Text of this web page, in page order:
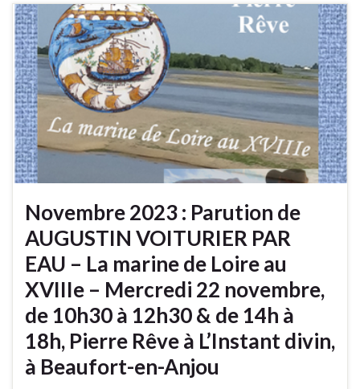
Novembre 2023 : Parution de
AUGUSTIN VOITURIER PAR
EAU – La marine de Loire au
XVIIIe – Mercredi 22 novembre,
de 10h30 à 12h30 & de 14h à
18h, Pierre Rêve à L’Instant divin,
à Beaufort-en-Anjou